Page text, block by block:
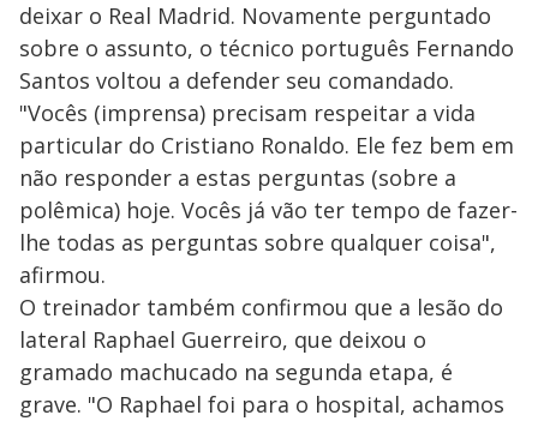
deixar o Real Madrid. Novamente perguntado
sobre o assunto, o técnico português Fernando
Santos voltou a defender seu comandado.
"Vocês (imprensa) precisam respeitar a vida
particular do Cristiano Ronaldo. Ele fez bem em
não responder a estas perguntas (sobre a
polêmica) hoje. Vocês já vão ter tempo de fazer-
lhe todas as perguntas sobre qualquer coisa",
afirmou.
O treinador também confirmou que a lesão do
lateral Raphael Guerreiro, que deixou o
gramado machucado na segunda etapa, é
grave. "O Raphael foi para o hospital, achamos